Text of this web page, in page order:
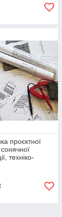
проєктної
техніко-